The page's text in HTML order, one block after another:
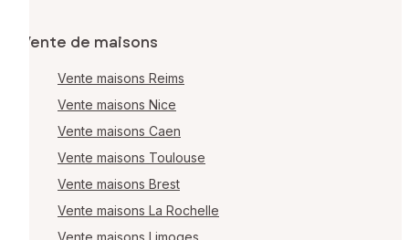
Vente de maisons
Vente maisons Reims
Vente maisons Nice
Vente maisons Caen
Vente maisons Toulouse
Vente maisons Brest
Vente maisons La Rochelle